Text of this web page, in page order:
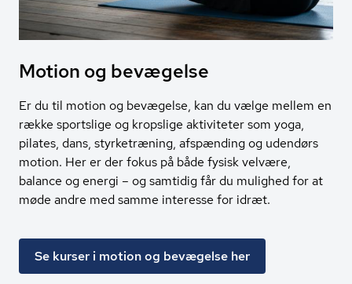
Motion og bevægelse
Er du til motion og bevægelse, kan du vælge mellem en
række sportslige og kropslige aktiviteter som yoga,
pilates, dans, styrketræning, afspænding og udendørs
motion. Her er der fokus på både fysisk velvære,
balance og energi – og samtidig får du mulighed for at
møde andre med samme interesse for idræt.
Se kurser i motion og bevægelse her